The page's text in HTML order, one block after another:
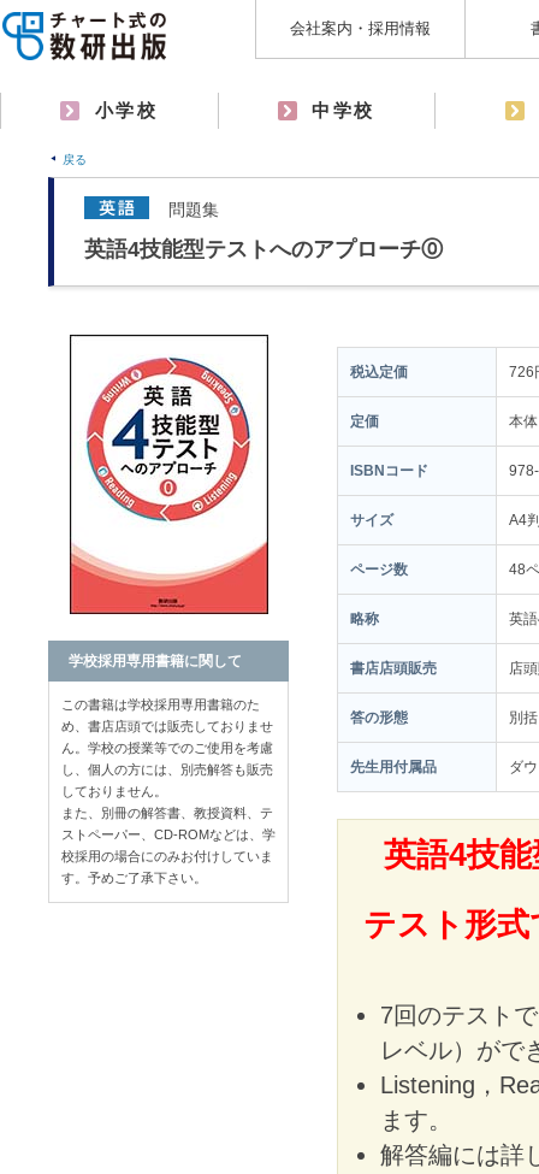
会社案内・採用情報
小学校 中学校
戻る
問題集
英語4技能型テストへのアプローチ⓪
税込定価 726
定価 本
ISBNコード
サイズ A4
ページ数 48
略称 英
書店店頭販売 店
答の形態 別
先生用付属品 ダ
英語4技
テスト形式
7回のテスト
レベル）がで
Listening，
ます。
解答編には詳
学校採用専用書籍に関して
この書籍は学校採用専用書籍のた
め、書店店頭では販売しておりませ
ん。学校の授業等でのご使用を考慮
し、個人の方には、別売解答も販売
しておりません。
また、別冊の解答書、教授資料、テ
ストペーパー、CD-ROMなどは、学
校採用の場合にのみお付けしていま
す。予めご了承下さい。